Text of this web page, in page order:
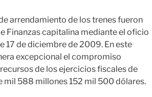
arrendamiento de los trenes fueron
Finanzas capitalina mediante el oficio
de diciembre de 2009. En este
excepcional el compromiso
de los ejercicios fiscales de
588 millones 152 mil 500 dólares.